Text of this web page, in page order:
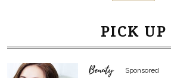
PICK UP
Beauty Sponsored